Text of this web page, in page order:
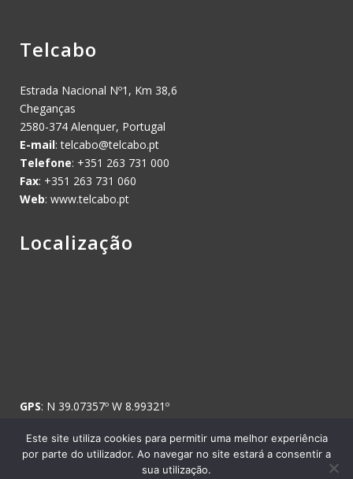
Telcabo
Estrada Nacional Nº1, Km 38,6
Cheganças
2580-374 Alenquer, Portugal
E-mail:telcabo@telcabo.pt
Telefone: +351 263 731 000
Fax: +351 263 731 060
Web: www.telcabo.pt
Localização
GPS: N 39.07357º W 8.99321º
Este site utiliza cookies para permitir uma melhor experiência
por parte do utilizador. Ao navegar no site estará a consentir a
sua utilização.